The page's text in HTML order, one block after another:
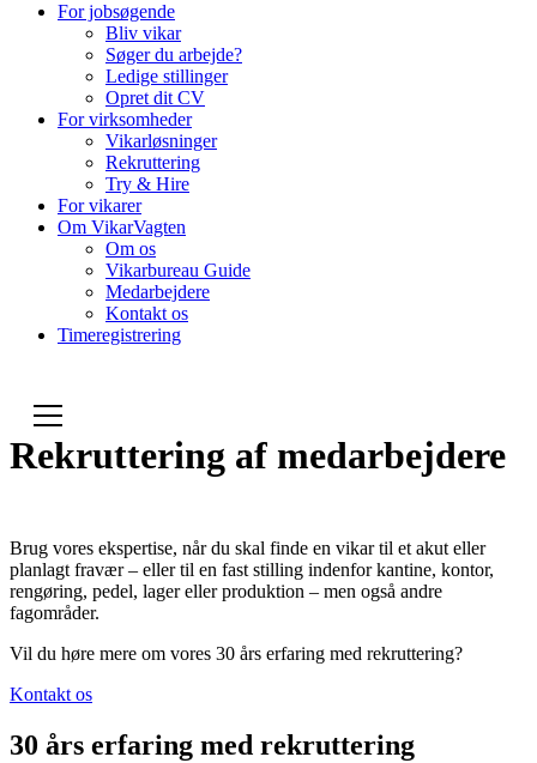
For jobsøgende
Bliv vikar
Søger du arbejde?
Ledige stillinger
Opret dit CV
For virksomheder
Vikarløsninger
Rekruttering
Try & Hire
For vikarer
Om VikarVagten
Om os
Vikarbureau Guide
Medarbejdere
Kontakt os
Timeregistrering
Rekruttering af medarbejdere
Brug vores ekspertise, når du skal finde en vikar til et akut eller
planlagt fravær – eller til en fast stilling indenfor kantine, kontor,
rengøring, pedel, lager eller produktion – men også andre
fagområder.
Vil du høre mere om vores 30 års erfaring med rekruttering?
Kontakt os
30 års erfaring med rekruttering